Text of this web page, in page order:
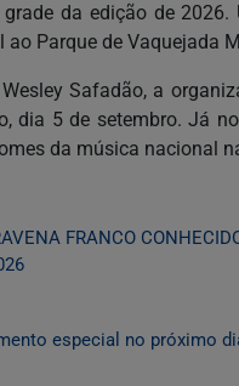
da edição de
Parque de Vaquejada
Safadão, a
dia 5 de setembro. Já
da música nacional
FRANCO
especial no próximo